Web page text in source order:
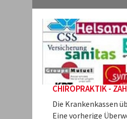
CHIROPRAKTIK -
Die Krankenkassen
Eine vorherige